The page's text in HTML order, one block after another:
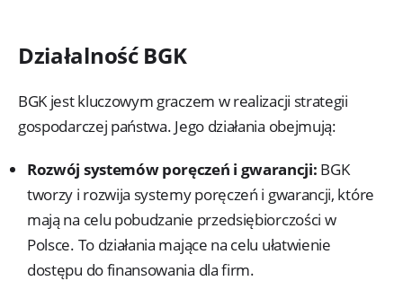
Działalność BGK
BGK jest kluczowym graczem w realizacji strategii
gospodarczej państwa. Jego działania obejmują:
Rozwój systemów poręczeń i gwarancji: BGK
tworzy i rozwija systemy poręczeń i gwarancji, które
mają na celu pobudzanie przedsiębiorczości w
Polsce. To działania mające na celu ułatwienie
dostępu do finansowania dla firm.